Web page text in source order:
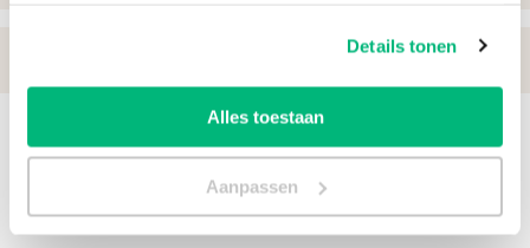
Details tonen
Alles toestaan
Aanpassen
zaterdag 15 augustus